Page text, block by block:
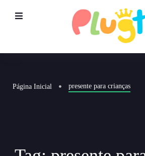
Página Inicial presente para crianças